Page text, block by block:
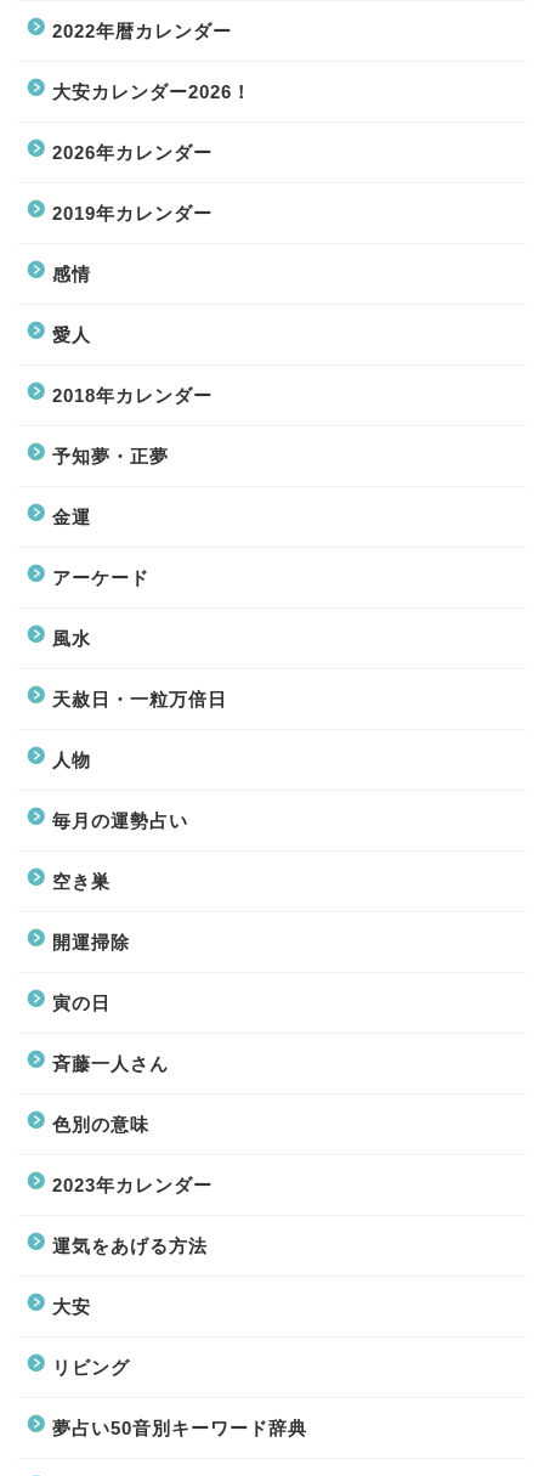
2022年暦カレンダー
大安カレンダー2026！
2026年カレンダー
2019年カレンダー
感情
愛人
2018年カレンダー
予知夢・正夢
金運
アーケード
風水
天赦日・一粒万倍日
人物
毎月の運勢占い
空き巣
開運掃除
寅の日
斉藤一人さん
色別の意味
2023年カレンダー
運気をあげる方法
大安
リビング
夢占い50音別キーワード辞典